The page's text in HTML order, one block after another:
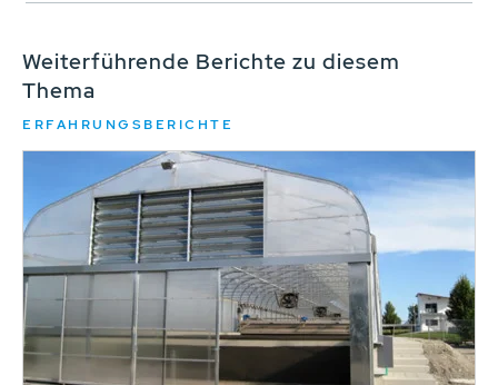
Weiterführende Berichte zu diesem
Thema
ERFAHRUNGSBERICHTE